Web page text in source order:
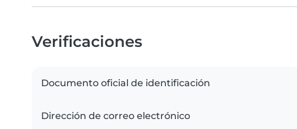
Verificaciones
Documento oficial de identificación
Dirección de correo electrónico